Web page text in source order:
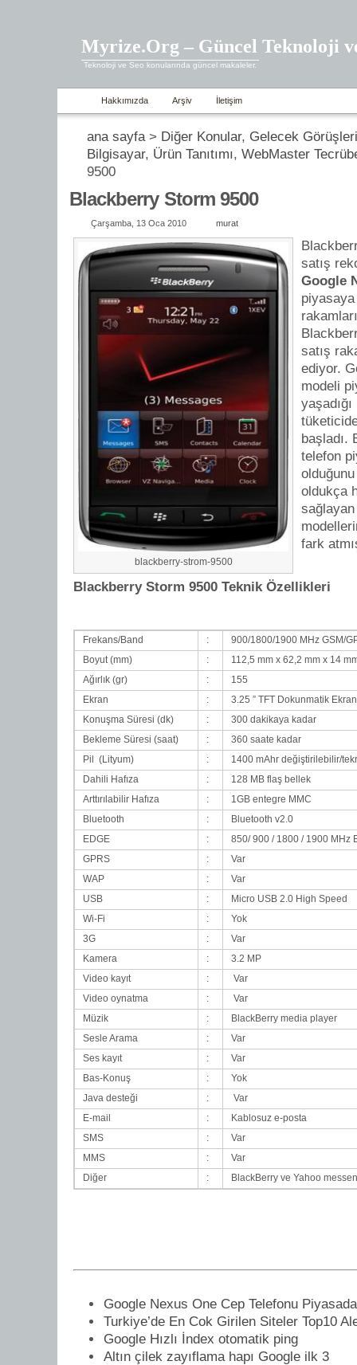
Myrize.Org – Güncel Teknoloji
Teknoloji ve Seo konularında güncel makaleler.
Hakkımızda Arşiv İletişim
ana sayfa> Diğer Konular, Gelecek Görüşleri
Bilgisayar, Ürün Tanıtımı, WebMaster
9500
Blackberry Storm 9500
Çarşamba, 13 Oca 2010 murat
blackberry-strom-9500
satış
Google
piyasaya
satış
ediyor.
modeli
başladı.
telefon
oldukça
fark
Blackberry Storm 9500 Teknik Özellikleri
Frekans/Band :
900/1800/1900 MHz GSM/
Boyut (mm)
:
112,5 mm x 62,2 mm x 14
Ağırlık (gr)
:
155
Ekran
:
3.25 ” TFT Dokunmatik
Konuşma Süresi (dk)
:
300 dakikaya kadar
Bekleme Süresi (saat)
:
360 saate kadar
Pil (Lityum)
:
1400 mAhr değiştirilebilir/
Dahili Hafıza
:
128 MB flaş bellek
Arttırılabilir Hafıza
:
1GB entegre MMC
Bluetooth
:
Bluetooth v2.0
EDGE
:
850/ 900 / 1800 / 1900 MHz
GPRS
:
Var
WAP
:
Var
USB
:
Micro USB 2.0 High Speed
Wi-Fi
:
Yok
3G
:
Var
Kamera
:
3.2 MP
Video kayıt
:
Var
Video oynatma
:
Var
Müzik
:
BlackBerry media player
Sesle Arama
:
Var
Ses kayıt
:
Var
Bas-Konuş
:
Yok
Java desteği
:
Var
E-mail
:
Kablosuz e-posta
SMS
:
Var
MMS
:
Var
Diğer
: BlackBerry ve Yahoo
Google Nexus One Cep Telefonu Piyasada
Turkiye’de En Cok Girilen Siteler Top10
Google Hızlı İndex otomatik ping
Altın çilek zayıflama hapı Google ilk 3